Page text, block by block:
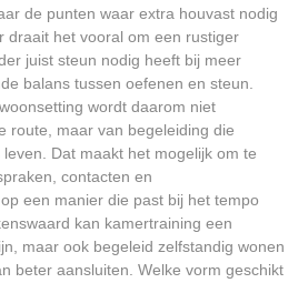
de punten waar extra houvast nodig
draait het vooral om een rustiger
juist steun nodig heeft bij meer
balans tussen oefenen en steun.
wordt daarom niet
route, maar van begeleiding die
Dat maakt het mogelijk om te
contacten en
een manier die past bij het tempo
kan kamertraining een
maar ook begeleid zelfstandig wonen
beter aansluiten. Welke vorm geschikt